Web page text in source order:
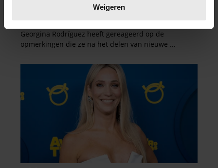
verwerkt en stel uw voorkeuren in het
intrekken in de Cookieverklaring.
personaliseren, om functies voor social media te bieden
en om ons websiteverkeer te analyseren. Ook delen we
informatie over uw gebruik van onze site met onze
partners voor social media, adverteren en analyse. Deze
partners kunnen deze gegevens combineren met andere
informatie die u aan ze heeft verstrekt of die ze hebben
verzameld op basis van uw gebruik van hun services. U
gaat akkoord met onze cookies als u onze website blijft
Weigeren